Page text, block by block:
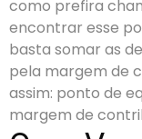
como prefira
encontrar esse
basta somar as
pela margem de
assim: ponto de
margem de